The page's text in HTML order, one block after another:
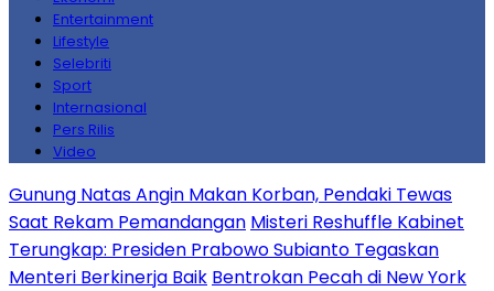
Entertainment
Lifestyle
Selebriti
Sport
Internasional
Pers Rilis
Video
Gunung Natas Angin Makan Korban, Pendaki Tewas
Saat Rekam Pemandangan Misteri Reshuffle Kabinet
Terungkap: Presiden Prabowo Subianto Tegaskan
Menteri Berkinerja Baik Bentrokan Pecah di New York